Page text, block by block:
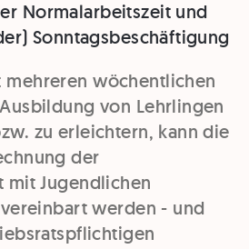
Normalarbeitszeit und
Sonntagsbeschäftigung
mehreren wöchentlichen
von Lehrlingen
zu erleichtern, kann die
der
mit Jugendlichen
werden - und